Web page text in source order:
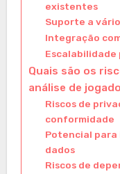
existentes
Suporte a
Integração
Quais são os
análise de
Riscos de
conformidade
Potencial
dados
Riscos de